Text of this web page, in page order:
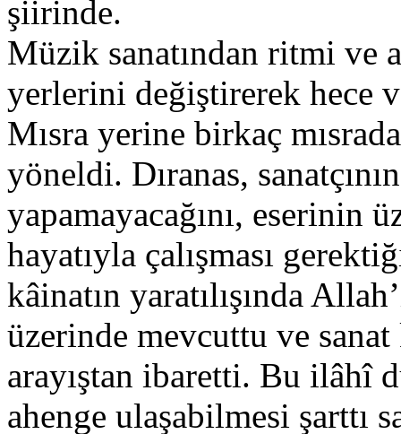
şiirinde.
Müzik sanatından ritmi ve
yerlerini değiştirerek hece
Mısra yerine birkaç
yöneldi. Dıranas,
yapamayacağını, eserinin
hayatıyla çalışması
kâinatın yaratılışında
üzerinde mevcuttu ve
arayıştan ibaretti. Bu ilâhî
ahenge ulaşabilmesi şarttı